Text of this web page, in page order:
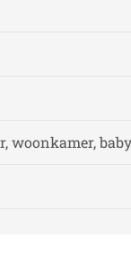
woonkamer,